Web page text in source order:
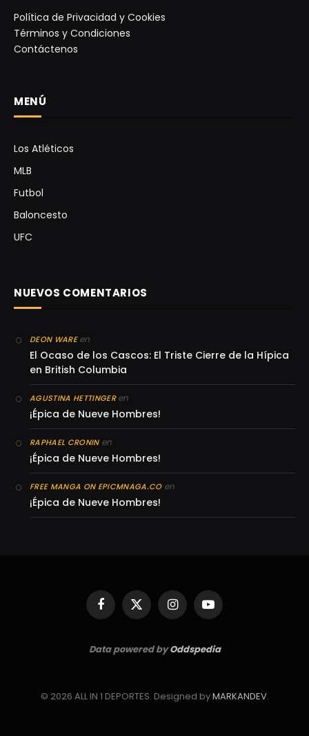
Política de Privacidad y Cookies
Términos y Condiciones
Contáctenos
MENÚ
Los Atléticos
MLB
Futbol
Baloncesto
UFC
NUEVOS COMENTARIOS
DEON WAREen
El Ocaso de los Cascos: El Triste Cierre de la Hípica
en British Columbia
AGUSTINA HETTINGERen
¡Épica de Nueve Hombres!
RAPHAEL CRONINen
¡Épica de Nueve Hombres!
FREE MANGA ON EPICMNAGA.COen
¡Épica de Nueve Hombres!
Facebook
X
(Twitter)
InstagramYouTube
Data powered byOddspedia
© 2026 ALL IN 1 DEPORTES. Designed byMARKANDEV.